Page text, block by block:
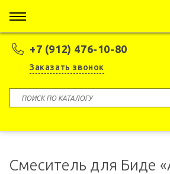
+7 (912) 476-10-80
Заказать звонок
Смеситель для Биде